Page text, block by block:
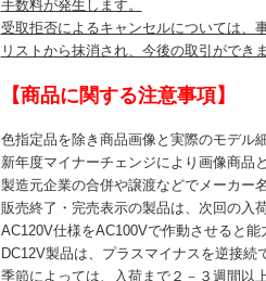
手数料が発生します。
受取拒否によるキャンセルについては、
リストから抹消され、今後の取引ができ
【商品に関する注意事項】
色指定品を除き商品画像と実際のモデル
新年度マイナーチェンジにより画像商品
製造元企業の合併や譲渡などでメーカー
販売終了・完売表示の製品は、次回の入
AC120V仕様をAC100Vで作動させると
DC12V製品は、プラスマイナスを逆接
季節によっては、入荷まで２－３週間以